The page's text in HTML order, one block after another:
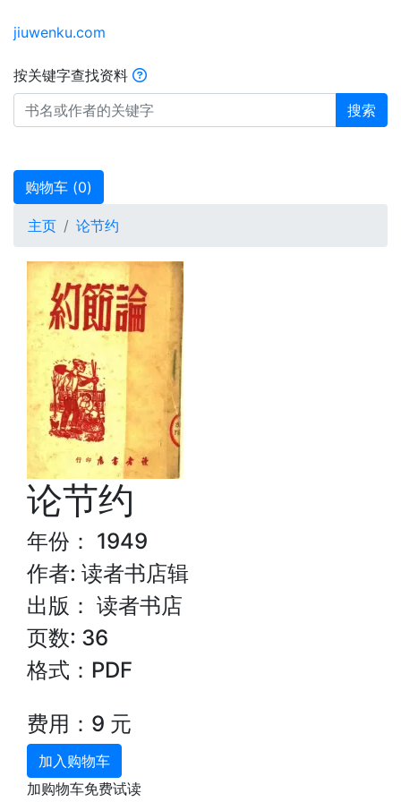
jiuwenku.com
按关键字查找资料
搜索
购物车 (0)
主页 论节约
论节约
年份： 1949
作者: 读者书店辑
出版： 读者书店
页数: 36
格式：PDF
费用：9 元
加入购物车
加购物车免费试读